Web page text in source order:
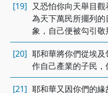
[19] 又恐怕你向天舉目
為天下萬民所擺列
象，自己便被勾引敬
[20] 耶和華將你們從埃
作自己產業的子民，
[21] 耶和華又因你們的